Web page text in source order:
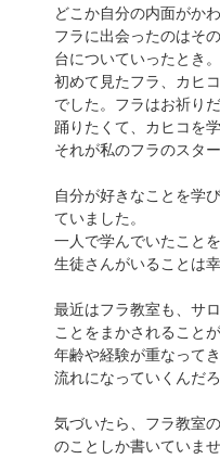
どこか自分の内面がか
フラに出会ったのはそ
台についていったとき
初めて見たフラ、カヒ
でした。フラはお祈り
踊りたくて、カヒコを
それが私のフラのスタ
自分が好きなことを学
ていました。
一人で学んでいたこと
生徒さんがいることは幸
最近はフラ教室も、サ
ことをまかされること
年齢や経験が重なって
流れになっていくんだ
気づいたら、フラ教室
のことしか書いていま